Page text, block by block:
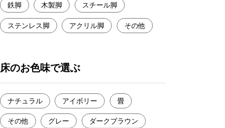
鉄脚 木製脚 スチール脚
ステンレス脚 アクリル脚 その他
床のお色味で選ぶ
ナチュラル アイボリー 畳
その他 グレー ダークブラウン